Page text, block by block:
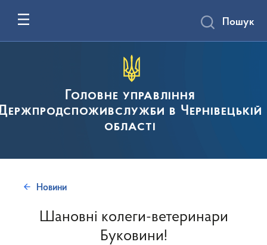
Головне управління
в Чернівецькій
області
Пошук
Новини
Шановні колеги-ветеринари
Буковини!